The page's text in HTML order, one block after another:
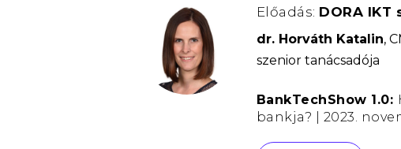
Előadás: DORA IKT
dr. Horváth Katalin,
szenior tanácsadója
BankTechShow 1.0:
bankja? | 2023.